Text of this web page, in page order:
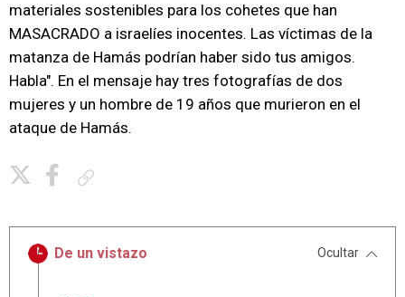
materiales sostenibles para los cohetes que han
MASACRADO a israelíes inocentes. Las víctimas de la
matanza de Hamás podrían haber sido tus amigos.
Habla". En el mensaje hay tres fotografías de dos
mujeres y un hombre de 19 años que murieron en el
ataque de Hamás.
De un vistazo Ocultar